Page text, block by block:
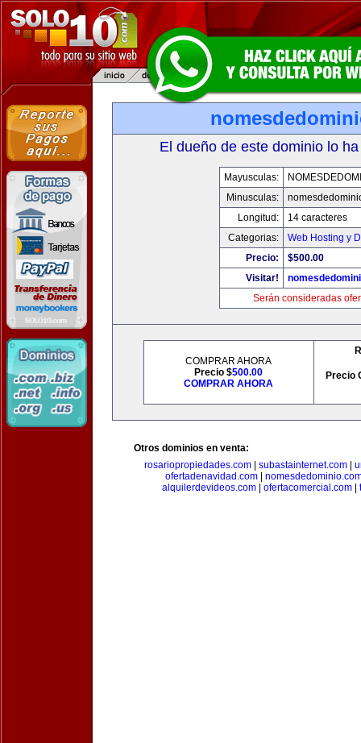
El dueño de este dominio lo
Mayusculas:
Minusculas:
Longitud:
14 caracteres
Categorias:
Web Hosting y
Precio:
$500.00
Visitar!
Serán consideradas
COMPRAR AHORA
Precio $500.00
COMPRAR AHORA
Precio
Otros dominios en venta:
rosariopropiedades.com| subastainternet.com|
ofertadenavidad.com|
alquilerdevideos.com
ofertacomercial.com